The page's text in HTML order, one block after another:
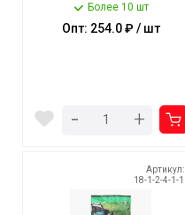
арт. BF23020321 [12]
ГАРДЕН
Более 10 шт
Опт: 254.0 ₽ / шт
- +
Артикул:
18-1-2-4-1-1